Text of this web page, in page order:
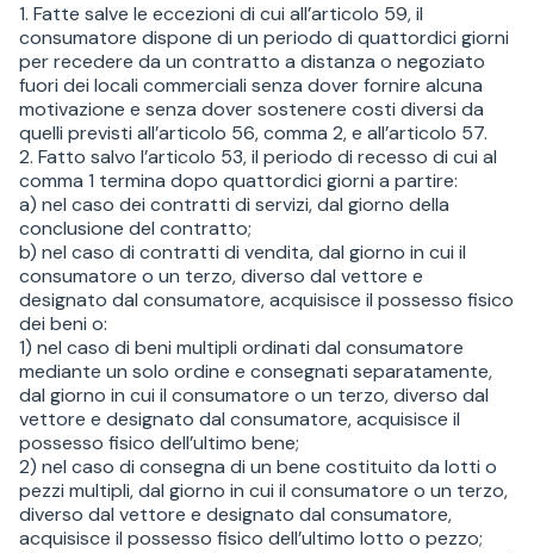
1. Fatte salve le eccezioni di cui all’articolo 59, il
consumatore dispone di un periodo di quattordici giorni
per recedere da un contratto a distanza o negoziato
fuori dei locali commerciali senza dover fornire alcuna
motivazione e senza dover sostenere costi diversi da
quelli previsti all’articolo 56, comma 2, e all’articolo 57.
2. Fatto salvo l’articolo 53, il periodo di recesso di cui al
comma 1 termina dopo quattordici giorni a partire:
a) nel caso dei contratti di servizi, dal giorno della
conclusione del contratto;
b) nel caso di contratti di vendita, dal giorno in cui il
consumatore o un terzo, diverso dal vettore e
designato dal consumatore, acquisisce il possesso fisico
dei beni o:
1) nel caso di beni multipli ordinati dal consumatore
mediante un solo ordine e consegnati separatamente,
dal giorno in cui il consumatore o un terzo, diverso dal
vettore e designato dal consumatore, acquisisce il
possesso fisico dell’ultimo bene;
2) nel caso di consegna di un bene costituito da lotti o
pezzi multipli, dal giorno in cui il consumatore o un terzo,
diverso dal vettore e designato dal consumatore,
acquisisce il possesso fisico dell’ultimo lotto o pezzo;